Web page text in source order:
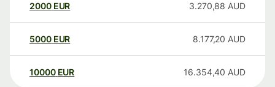
2000 EUR 3.270,88 AUD
5000 EUR 8.177,20 AUD
10000 EUR 16.354,40 AUD